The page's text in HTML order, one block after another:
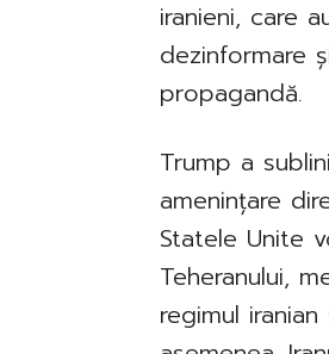
iranieni, care
dezinformare
propagandă.
Trump a
amenințare
Statele Unite
Teheranului,
regimul